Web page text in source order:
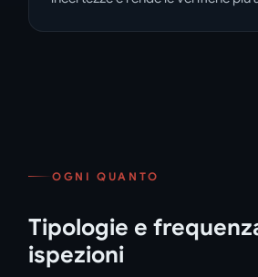
OGNI QUANTO
Tipologie e
ispezioni